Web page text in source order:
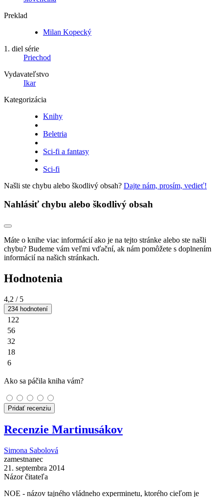
Preklad
Milan Kopecký
1. diel série
Priechod
Vydavateľstvo
Ikar
Kategorizácia
Knihy
Beletria
Sci-fi a fantasy
Sci-fi
Našli ste chybu alebo škodlivý obsah? Dajte nám, prosím, vedieť!
Nahlásiť chybu alebo škodlivý obsah
Máte o knihe viac informácií ako je na tejto stránke alebo ste našli
chybu? Budeme vám veľmi vďační, ak nám pomôžete s doplnením
informácií na našich stránkach.
Hodnotenia
4,2 / 5
234 hodnotení
122
56
32
18
6
Ako sa páčila kniha vám?
Pridať recenziu
Recenzie Martinusákov
Simona Sabolová
zamestnanec
21. septembra 2014
Názor čitateľa
NOE - názov tajného vládneho experminetu, ktorého cieľom je